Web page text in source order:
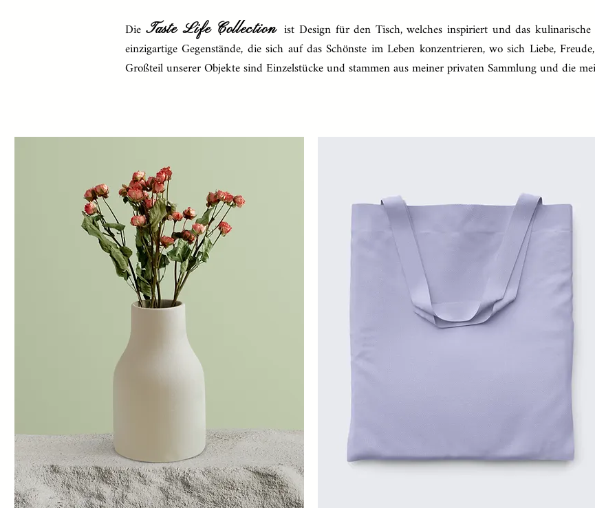
Die Taste Life Collection ist Design für den Tisch, welches inspiriert und das
einzigartige Gegenstände, die sich auf das Schönste im Leben konzentrieren, wo sich Liebe,
Großteil unserer Objekte sind Einzelstücke und stammen aus meiner privaten Sammlung und die